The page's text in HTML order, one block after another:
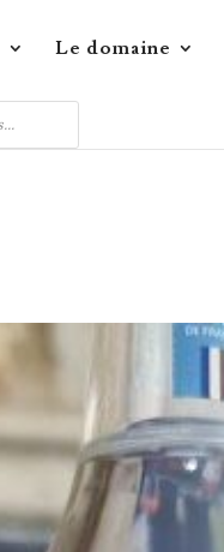
Le domaine